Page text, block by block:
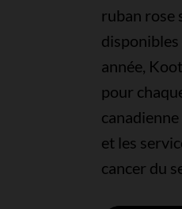
ruban rose
disponibles
année,
pour
et les
cancer du